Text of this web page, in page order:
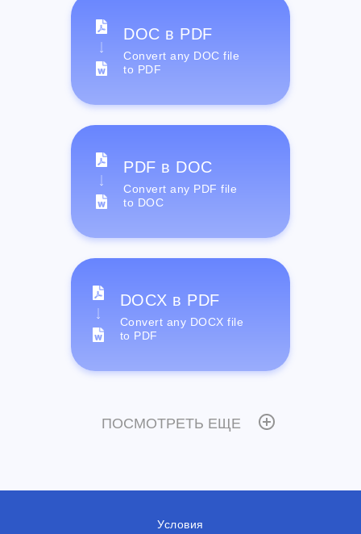
DOC в PDF
Convert any DOC file
to PDF
PDF в DOC
Convert any PDF file
to DOC
DOCX в PDF
Convert any DOCX file
to PDF
ПОСМОТРЕТЬ ЕЩЕ
Условия